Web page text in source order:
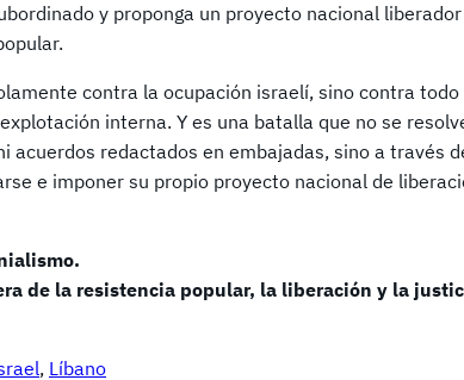
y proponga un proyecto nacional
contra la ocupación israelí, sino contra todo
interna. Y es una batalla que no se
acuerdos redactados en embajadas, sino a través
e imponer su propio proyecto nacional de
de la resistencia popular, la liberación y la
, Líbano